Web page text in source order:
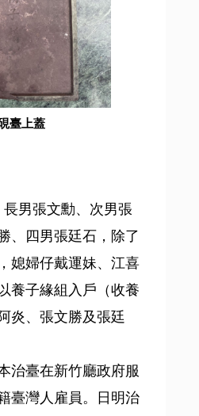
臺上蓋
男張文勳、次男張
、四男張廷石，除了
媳婦仔戴運妹、江喜
養子緣組入戶（收養
炎、張文勝及張廷
治臺在新竹廳政府服
臺灣人雇員。日明治